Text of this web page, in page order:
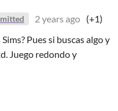
2 years ago (+1)
Pues si buscas algo y
Juego redondo y